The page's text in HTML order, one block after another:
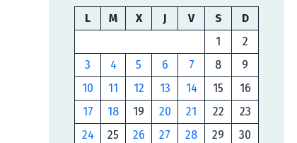
L M X J V S
D
1
2
3
4 5 6 7 8
9
10
11 12 13 14 15
16
17
18 19 20 21 22
23
24
25 26 27 28 29
30